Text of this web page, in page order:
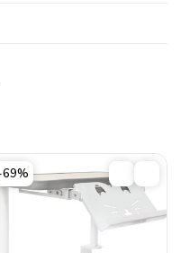
просто удобной, но и
еще маленького росточка,
не совсем подходить
на весу, он не сможет